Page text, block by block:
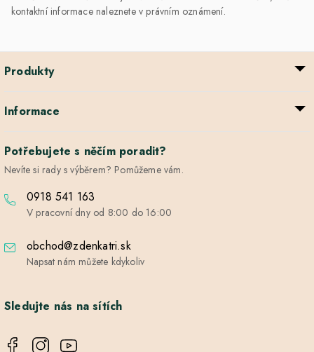
kontaktní informace naleznete v právním oznámení.
Produkty
Informace
Potřebujete s něčím poradit?
Nevíte si rady s výběrem? Pomůžeme vám.
0918 541 163
V pracovní dny od 8:00 do 16:00
obchod@zdenkatri.sk
Napsat nám můžete kdykoliv
Sledujte nás na sítích